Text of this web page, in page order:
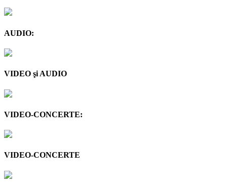
AUDIO:
VIDEO şi AUDIO
VIDEO-CONCERTE:
VIDEO-CONCERTE